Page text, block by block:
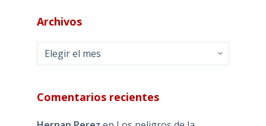
Archivos
Archivos
Comentarios recientes